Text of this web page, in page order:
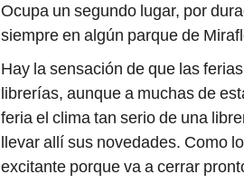
Ocupa un segundo lugar, por
siempre en algún parque de
Hay la sensación de que las
librerías, aunque a muchas de
feria el clima tan serio de una
llevar allí sus novedades. Como
excitante porque va a cerrar